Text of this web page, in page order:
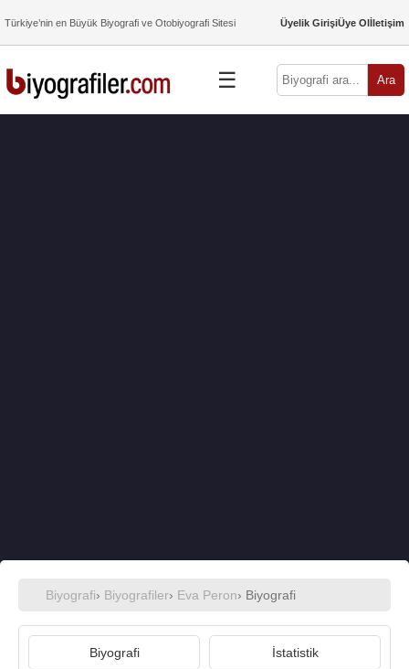
Türkiye’nin en Büyük Biyografi ve Otobiyografi Sitesi Üyelik GirişiÜye Olİletişim
☰ Ara
Biyografi› Biyografiler› Eva Peron› Biyografi
Biyografi İstatistik